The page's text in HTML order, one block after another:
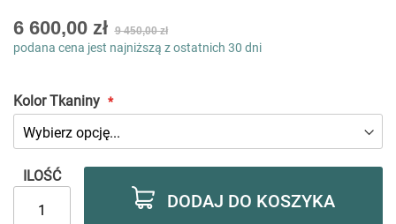
As
low
6 600,00 zł 9 450,00 zł
podana cena jest najniższą z ostatnich 30 dni
Kolor Tkaniny
ILOŚĆ
DODAJ DO KOSZYKA